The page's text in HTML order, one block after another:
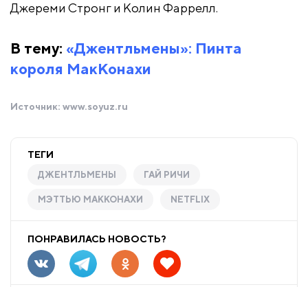
Джереми Стронг и Колин Фаррелл.
В тему: «Джентльмены»: Пинта
короля МакКонахи
Источник: www.soyuz.ru
ТЕГИ
ДЖЕНТЛЬМЕНЫ ГАЙ РИЧИ
МЭТТЬЮ МАККОНАХИ NETFLIX
ПОНРАВИЛАСЬ НОВОСТЬ?